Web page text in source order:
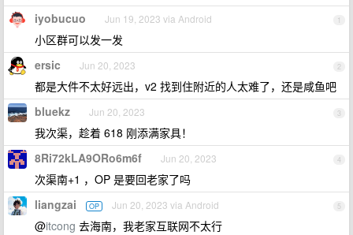
1
iyobucuo Jun 19, 2023 via Android
小区群可以发一发
2
ersic Jun 20, 2023
都是大件不太好远出，v2 找到住附近的人太难了，还是咸鱼吧
3
bluekz Jun 20, 2023
我次渠，趁着 618 刚添满家具！
4
8Ri72kLA9ORo6m6f Jun 20, 2023
次渠南+1 ，OP 是要回老家了吗
5
liangzai OP Jun 20, 2023 via Android
@itcong 去海南，我老家互联网不太行